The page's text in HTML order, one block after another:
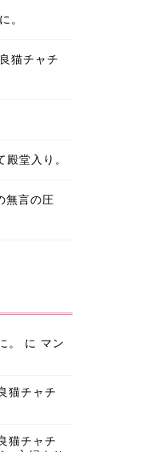
。
猫チャチ
堂入り。
無言の圧
。 に マン
猫チャチ
猫チャチ